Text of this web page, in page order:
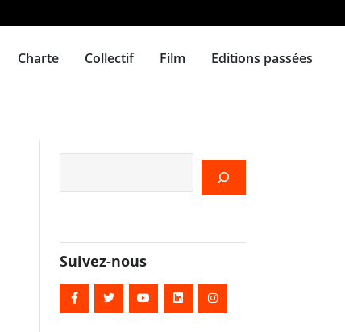
Charte Collectif Film Editions passées
Suivez-nous